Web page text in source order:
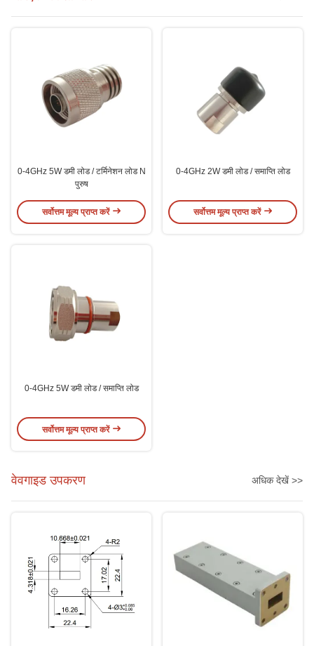
0-4GHz 5W डमी लोड / टर्मिनेशन लोड N
पुरुष
सर्वोत्तम मूल्य प्राप्त करें
0-4GHz 2W डमी लोड / समाप्ति लोड
सर्वोत्तम मूल्य प्राप्त करें
0-4GHz 5W डमी लोड / समाप्ति लोड
सर्वोत्तम मूल्य प्राप्त करें
वेवगाइड उपकरण अधिक देखें >>